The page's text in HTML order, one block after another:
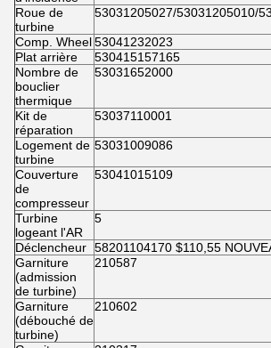
Roue de
turbine
53031205027/53031205010/
Comp. Wheel53041232023
Plat arrière
530415157165
Nombre de
bouclier
thermique
53031652000
Kit de
réparation
53037110001
Logement de
turbine
53031009086
Couverture
de
compresseur
53041015109
Turbine
logeant l'AR
5
Déclencheur 58201104170 $110,55
Garniture
(admission
de turbine)
210587
Garniture
(débouché de
turbine)
210602